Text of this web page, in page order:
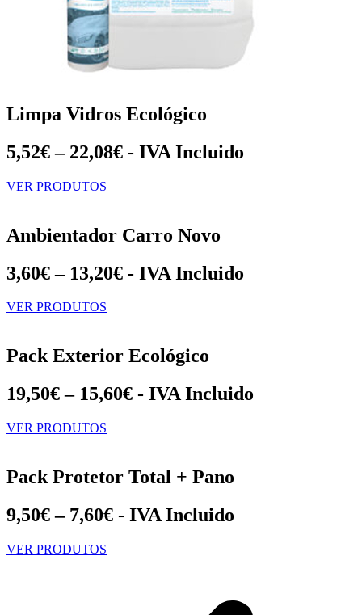
Limpa Vidros Ecológico
5,52€ – 22,08€ - IVA Incluido
VER PRODUTOS
Ambientador Carro Novo
3,60€ – 13,20€ - IVA Incluido
VER PRODUTOS
Pack Exterior Ecológico
19,50€ – 15,60€ - IVA Incluido
VER PRODUTOS
Pack Protetor Total + Pano
9,50€ – 7,60€ - IVA Incluido
VER PRODUTOS